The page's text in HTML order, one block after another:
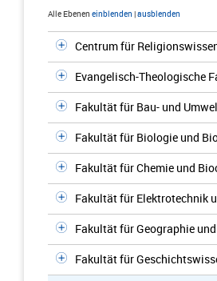
Alle Ebenen einblenden |ausblenden
Centrum für
Evangelisch-Theologische
Fakultät für Bau- und
Fakultät für Biologie und
Fakultät für Chemie und
Fakultät für Elektrotechnik
Fakultät für Geographie
Fakultät für